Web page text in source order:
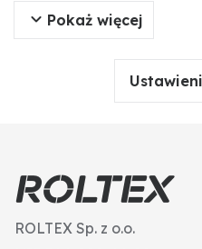
Masa (g): 200
Pokaż więcej
ROLTEX Sp. z o.o.